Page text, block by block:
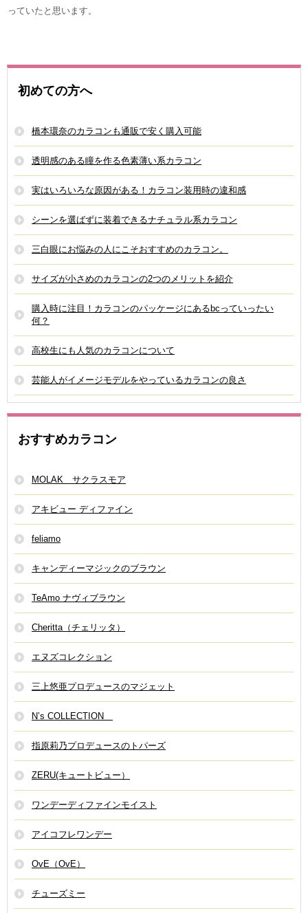
っていたと思います。
初めての方へ
橋本環奈のカラコンも通販で安く購入可能
透明感のある瞳を作る色素薄い系カラコン
実はいろいろな原因がある！カラコン装用時の違和感
シーンを選ばずに装着できるナチュラル系カラコン
三白眼にお悩みの人にこそおすすめのカラコン。
サイズが小さめのカラコンの2つのメリットを紹介
購入時に注目！カラコンのパッケージにあるbcっていったい
何？
高校生にも人気のカラコンについて
芸能人がイメージモデルをやっているカラコンの良さ
おすすめカラコン
MOLAK サクラスモア
アキビュー ディファイン
feliamo
キャンディーマジックのブラウン
TeAmo ナヴィブラウン
Cheritta（チェリッタ）
エヌズコレクション
三上悠亜プロデュースのマジェット
N’s COLLECTION
指原莉乃プロデュースのトパーズ
ZERU(キュートビュー）
ワンデーディファインモイスト
アイコフレワンデー
OvE（OvE）
チューズミー